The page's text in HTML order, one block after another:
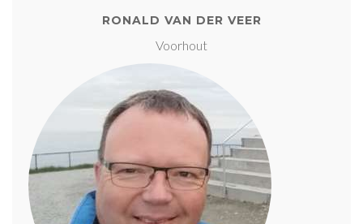
RONALD VAN DER VEER
Voorhout